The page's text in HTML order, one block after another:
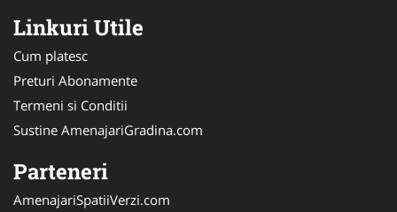
Linkuri Utile
Cum platesc
Preturi Abonamente
Termeni si Conditii
Sustine AmenajariGradina.com
Parteneri
AmenajariSpatiiVerzi.com